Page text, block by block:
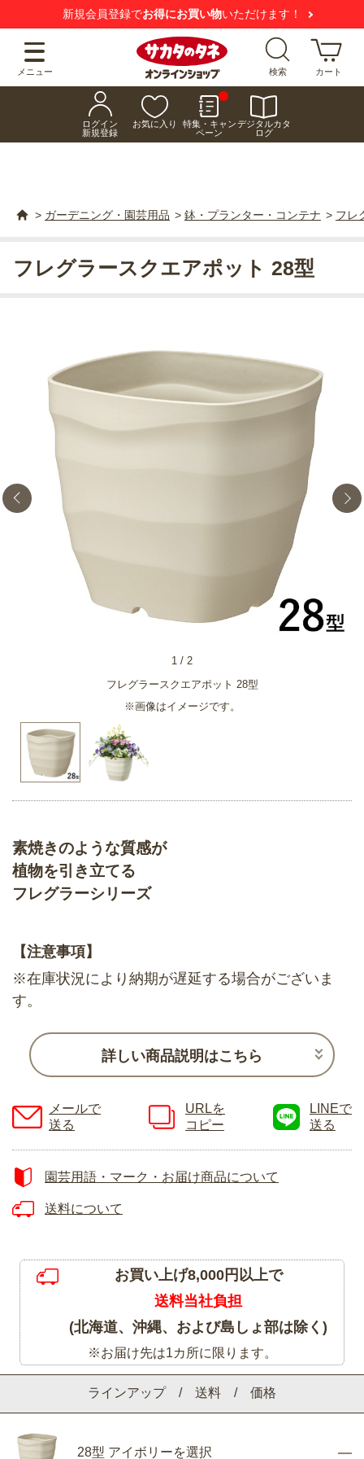
新規会員登録でお得にお買い物いただけます！
メニュー 検索 カート
ログイン
新規登録
お気に入り
特集・キャン
ペーン
デジタルカタ
ログ
> ガーデニング・園芸用品 > 鉢・プランター・コンテナ > フレ
フレグラースクエアポット 28型
※画像はイメージです。
1 / 2
フレグラースクエアポット 28型
素焼きのような質感が
植物を引き立てる
フレグラーシリーズ
ラインアップ / 送料 / 価格
28型 アイボリーを選択
【注意事項】
※在庫状況により納期が遅延する場合がございま
す。
詳しい商品説明はこちら
メールで
送る
URLを
コピー
LINEで
送る
園芸用語・マーク・お届け商品について
送料について
お買い上げ8,000円以上で
送料当社負担
(北海道、沖縄、および島しょ部は除く)
※お届け先は1カ所に限ります。